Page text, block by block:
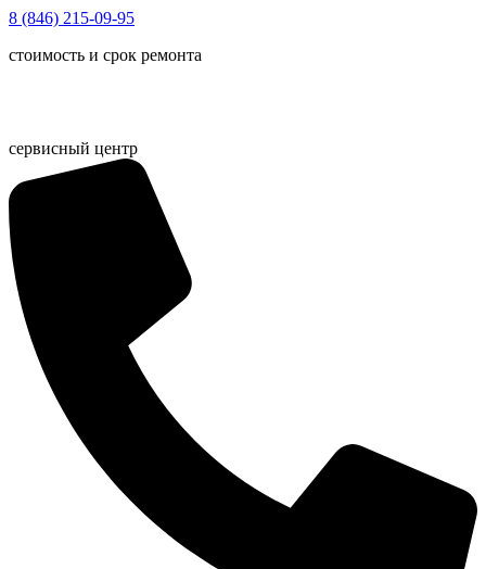
Перейти
содержимому
8 (846) 215-09-95
стоимость и срок ремонта
сервисный центр